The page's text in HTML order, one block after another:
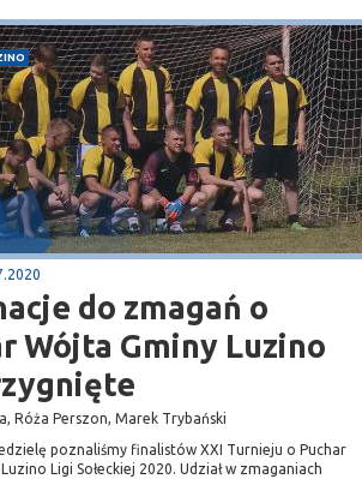
do zmagań o
Wójta Gminy Luzino
Róża Perszon, Marek Trybański
poznaliśmy finalistów XXI Turnieju o Puchar
Ligi Sołeckiej 2020. Udział w zmaganiach